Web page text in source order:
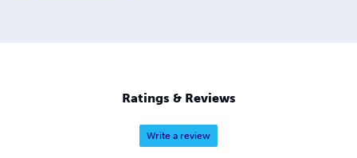
Ratings & Reviews
Write a review